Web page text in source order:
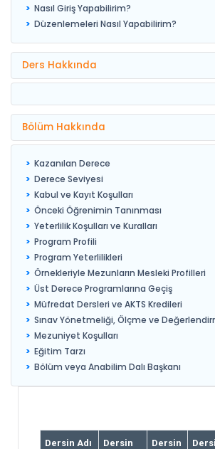
Nasıl Giriş Yapabilirim?
Düzenlemeleri Nasıl Yapabilirim?
Ders Hakkında
Bölüm Hakkında
Kazanılan Derece
Derece Seviyesi
Kabul ve Kayıt Koşulları
Önceki Öğrenimin Tanınması
Yeterlilik Koşulları ve Kuralları
Program Profili
Program Yeterlilikleri
Örnekleriyle Mezunların Mesleki Profilleri
Üst Derece Programlarına Geçiş
Müfredat Dersleri ve AKTS Kredileri
Sınav Yönetmeliği, Ölçme ve
Mezuniyet Koşulları
Eğitim Tarzı
Bölüm veya Anabilim Dalı Başkanı
Dersin Adı
Dersin
Dersin